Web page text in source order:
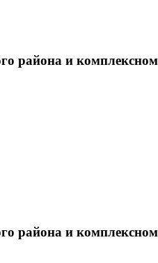
района и
района и